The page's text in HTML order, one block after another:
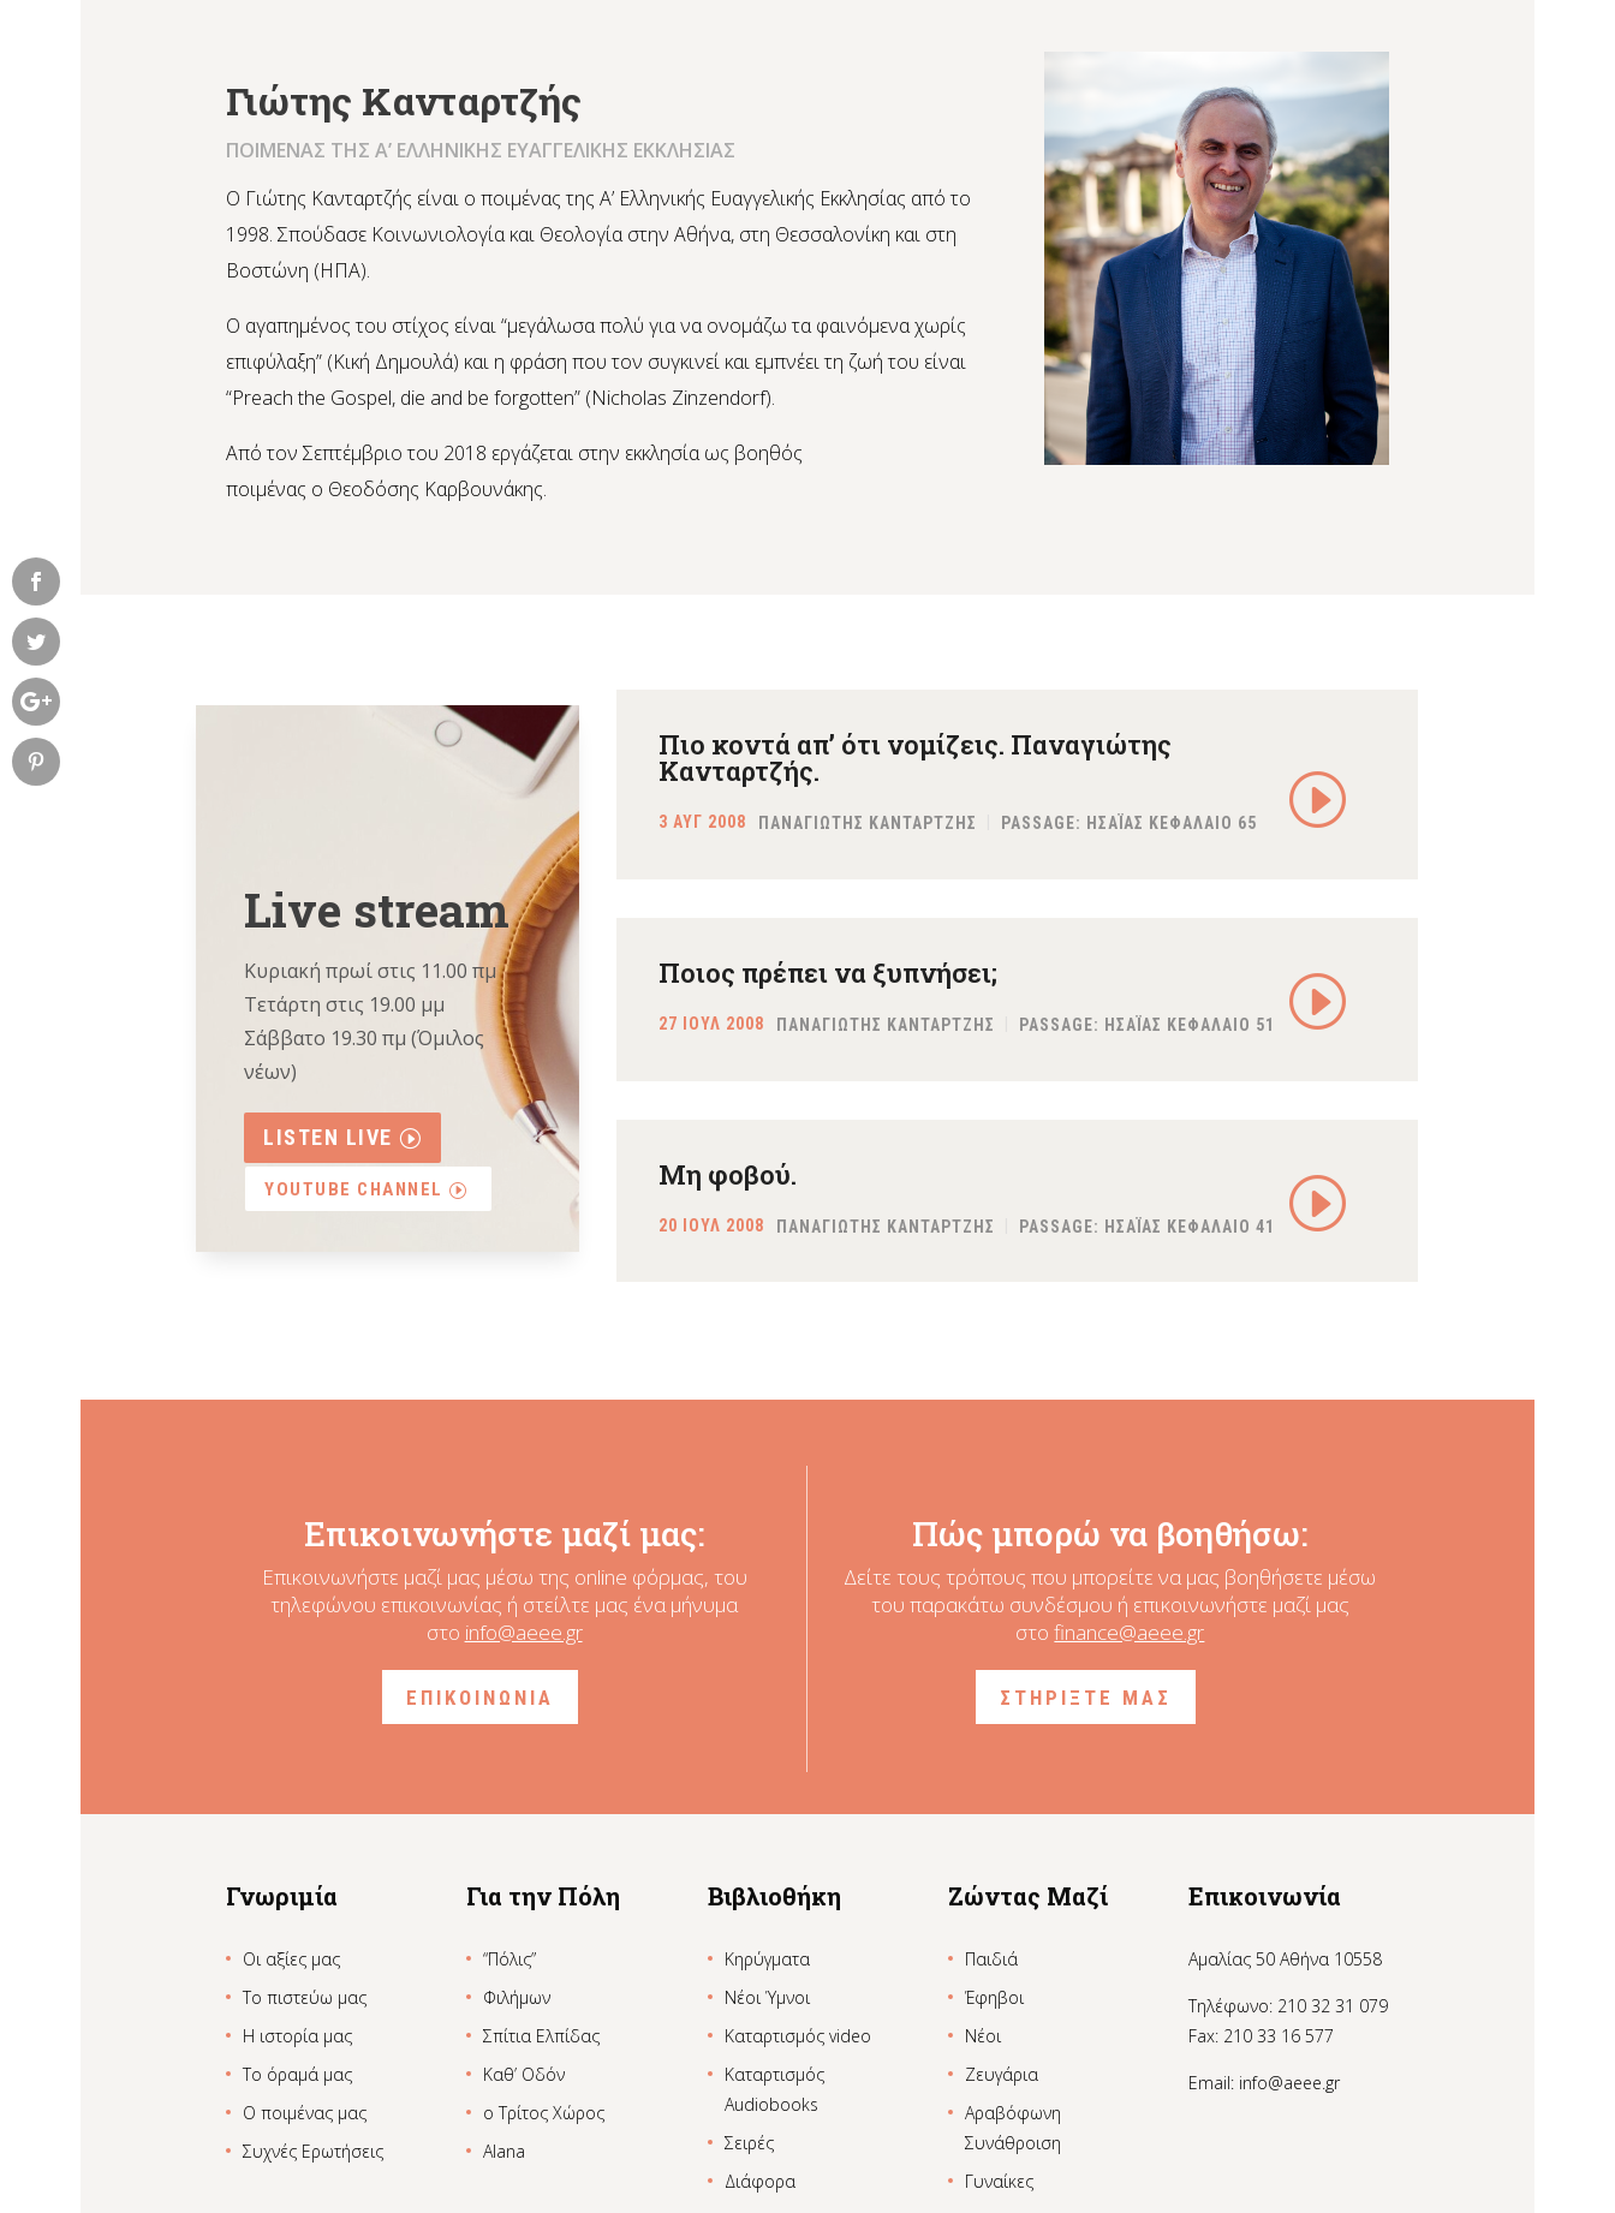
Γιώτης Κανταρτζής
ΠΟΙΜΕΝΑΣ ΤΗΣ Α’ ΕΛΛΗΝΙΚΗΣ ΕΥΑΓΓΕΛΙΚΗΣ ΕΚΚΛΗΣΙΑΣ
Ο Γιώτης Κανταρτζής είναι ο ποιμένας της Α’ Ελληνικής Ευαγγελικής Εκκλησίας από το
1998. Σπούδασε Κοινωνιολογία και Θεολογία στην Αθήνα, στη Θεσσαλονίκη και στη
Βοστώνη (ΗΠΑ).
Ο αγαπημένος του στίχος είναι “μεγάλωσα πολύ για να ονομάζω τα φαινόμενα χωρίς
επιφύλαξη” (Κική Δημουλά) και η φράση που τον συγκινεί και εμπνέει τη ζωή του είναι
“Preach the Gospel, die and be forgotten” (Nicholas Zinzendorf).
Από τον Σεπτέμβριο του 2018 εργάζεται στην εκκλησία ως βοηθός
ποιμένας ο Θεοδόσης Καρβουνάκης.
Live stream
Κυριακή πρωί στις 11.00 πμ
Τετάρτη στις 19.00 μμ
Σάββατο 19.30 πμ (Όμιλος
νέων)
LISTEN LIVE
YOUTUBE CHANNEL
Πιο κοντά απ’ ότι νομίζεις. Παναγιώτης
Κανταρτζής.
3 ΑΥΓ 2008 ΠΑΝΑΓΙΩΤΗΣ ΚΑΝΤΑΡΤΖΗΣ PASSAGE: ΗΣΑΪΑΣ ΚΕΦΑΛΑΙΟ 65
Ποιος πρέπει να ξυπνήσει;
27 ΙΟΥΛ 2008 ΠΑΝΑΓΙΩΤΗΣ ΚΑΝΤΑΡΤΖΗΣ PASSAGE: ΗΣΑΪΑΣ ΚΕΦΑΛΑΙΟ 51
Μη φοβού.
20 ΙΟΥΛ 2008 ΠΑΝΑΓΙΩΤΗΣ ΚΑΝΤΑΡΤΖΗΣ PASSAGE: ΗΣΑΪΑΣ ΚΕΦΑΛΑΙΟ 41
Επικοινωνήστε μαζί μας:
Επικοινωνήστε μαζί μας μέσω της online φόρμας, του
τηλεφώνου επικοινωνίας ή στείλτε μας ένα μήνυμα
στο info@aeee.gr
ΕΠΙΚΟΙΝΩΝΙΑ
Πώς μπορώ να βοηθήσω:
Δείτε τους τρόπους που μπορείτε να μας βοηθήσετε μέσω
του παρακάτω συνδέσμου ή επικοινωνήστε μαζί μας
στοfinance@aeee.gr
ΣΤΗΡΙΞΤΕ ΜΑΣ
Γνωριμία
Οι αξίες μας
Το πιστεύω μας
Η ιστορία μας
Το όραμά μας
Ο ποιμένας μας
Συχνές Ερωτήσεις
Για την Πόλη
“Πόλις”
Φιλήμων
Σπίτια Ελπίδας
Καθ’ Οδόν
ο Τρίτος Χώρος
Alana
Βιβλιοθήκη
Κηρύγματα
Νέοι Ύμνοι
Καταρτισμός video
Καταρτισμός
Audiobooks
Σειρές
Διάφορα
Ζώντας Μαζί
Παιδιά
Έφηβοι
Νέοι
Ζευγάρια
Αραβόφωνη
Συνάθροιση
Γυναίκες
Επικοινωνία
Αμαλίας 50 Αθήνα 10558
Τηλέφωνο: 210 32 31 079
Fax: 210 33 16 577
Email: info@aeee.gr